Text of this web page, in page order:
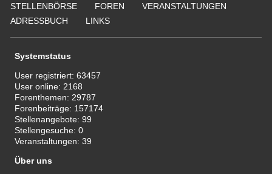
STELLENBÖRSE
FOREN
VERANSTALTUNGEN
ADRESSBUCH
LINKS
Systemstatus
User registriert:63457
User online: 2168
Forenthemen: 29787
Forenbeiträge: 157174
Stellenangebote:99
Stellengesuche:0
Veranstaltungen:39
Über uns